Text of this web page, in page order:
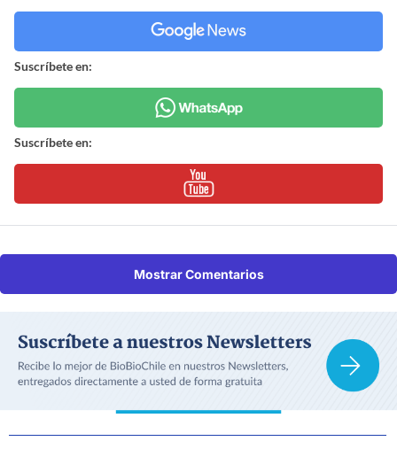
Suscríbete en:
Suscríbete en:
Mostrar Comentarios